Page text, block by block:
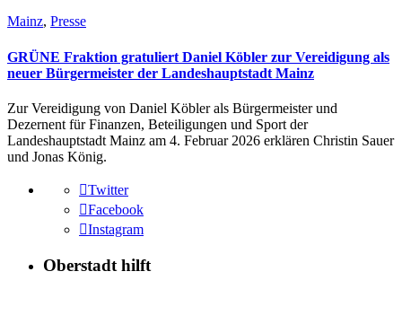
Mainz, Presse
GRÜNE Fraktion gratuliert Daniel Köbler zur Vereidigung als
neuer Bürgermeister der Landeshauptstadt Mainz
Zur Vereidigung von Daniel Köbler als Bürgermeister und
Dezernent für Finanzen, Beteiligungen und Sport der
Landeshauptstadt Mainz am 4. Februar 2026 erklären Christin Sauer
und Jonas König.
Twitter
Facebook
Instagram
Oberstadt hilft